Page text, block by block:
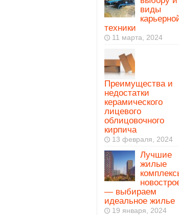
виды
техники
11 марта, 2024
Преимущества и
недостатки
керамического
лицевого
облицовочного
кирпича
13 февраля, 2024
Лучшие
жилые
— выбираем
идеальное жилье
19 января, 2024